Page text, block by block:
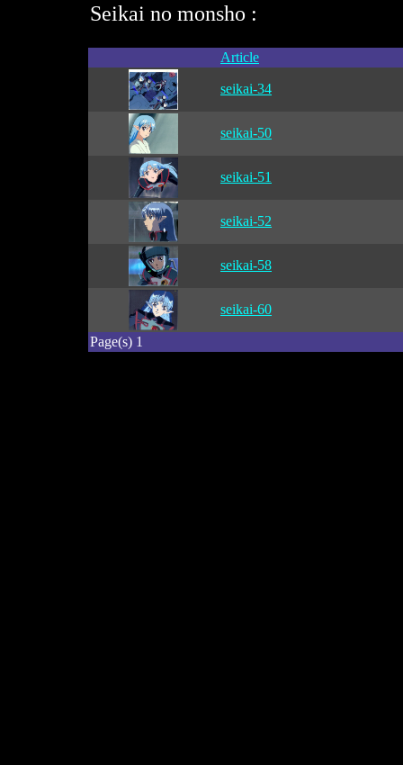
Seikai no monsho :
Article
seikai-34
seikai-50
seikai-51
seikai-52
seikai-58
seikai-60
Page(s) 1